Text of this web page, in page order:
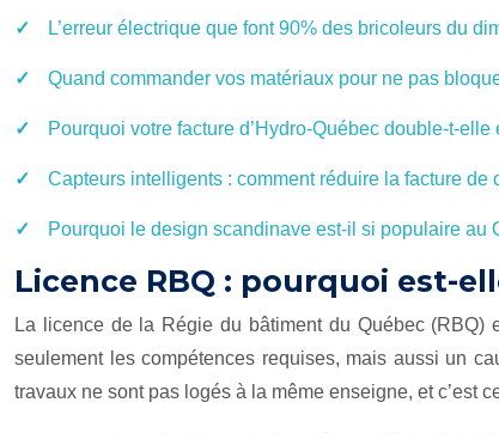
L’erreur électrique que font 90% des bricoleurs du
Quand commander vos matériaux pour ne pas
Pourquoi votre facture d’Hydro-Québec double-t-
Capteurs intelligents : comment réduire la facture de
Pourquoi le design scandinave est-il si populaire au
Licence RBQ : pourquoi est-
La licence de la Régie du bâtiment du Québec (RBQ)
seulement les compétences requises, mais aussi un
travaux ne sont pas logés à la même enseigne, et c’est